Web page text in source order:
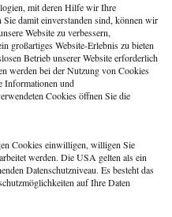
e.de
mit deren Hilfe wir Ihre
Sie damit einverstanden sind, können wir
Website zu verbessern,
großartiges Website-Erlebnis zu bieten
Betrieb unserer Website erforderlich
werden bei der Nutzung von Cookies
Informationen und
Cookies öffnen Sie die
Cookies einwilligen, willigen Sie
werden. Die USA gelten als ein
Datenschutzniveau. Es besteht das
auf Ihre Daten